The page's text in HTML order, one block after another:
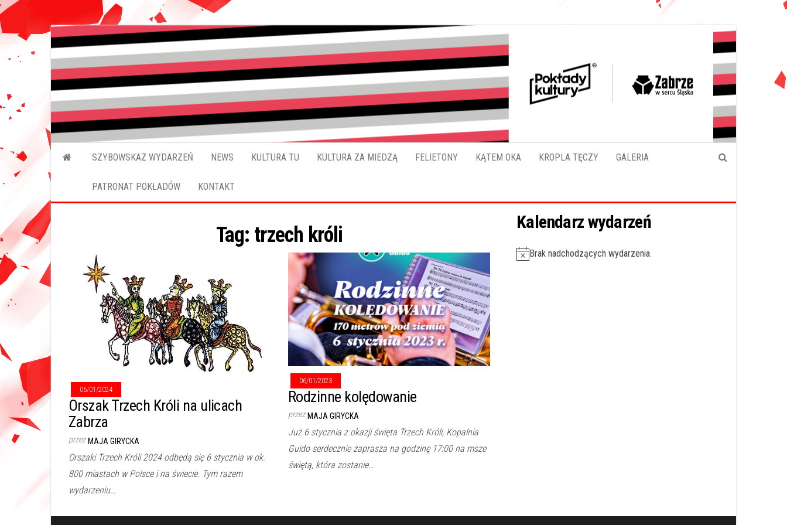
'
Przejdź
do
treści
Pokładykultury.eu
SZYBOWSKAZ WYDARZEŃ NEWS KULTURA TU KULTURA ZA MIEDZĄ FELIETONY KĄTEM OKA KROPLA TĘCZY GALERIA
PATRONAT POKŁADÓW KONTAKT
Tag: trzech króli
06/01/2024
Orszak Trzech Króli na ulicach
Zabrza
przez MAJA GIRYCKA
Orszaki Trzech Króli 2024 odbędą się 6 stycznia w ok.
800 miastach w Polsce i na świecie. Tym razem
wydarzeniu…
06/01/2023
Rodzinne kolędowanie
przez MAJA GIRYCKA
Już 6 stycznia z okazji święta Trzech Króli, Kopalnia
Guido serdecznie zaprasza na godzinę 17:00 na msze
świętą, która zostanie…
Kalendarz wydarzeń
Brak nadchodzących wydarzenia.